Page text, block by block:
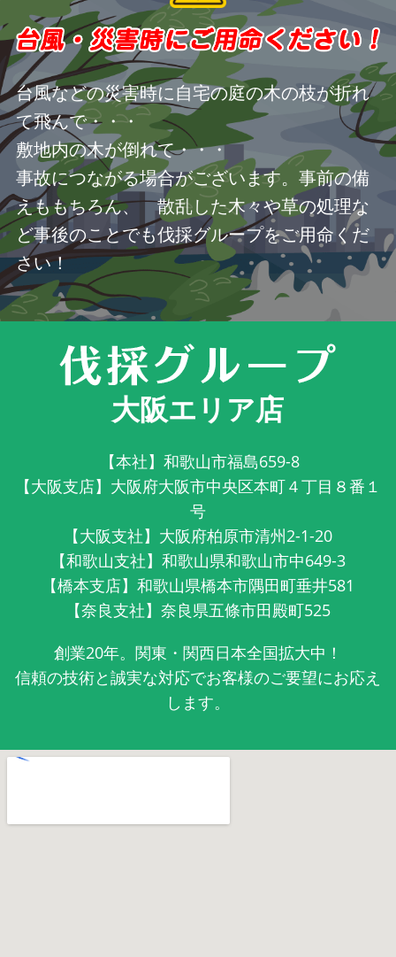
台風などの災害時に自宅の庭の木の枝が折れ
て飛んで・・・
敷地内の木が倒れて・・・
事故につながる場合がございます。事前の備
えももちろん、 散乱した木々や草の処理な
ど事後のことでも伐採グループをご用命くだ
さい！
大阪エリア店
【本社】和歌山市福島659-8
【大阪支店】大阪府大阪市中央区本町４丁目８番１
号
【大阪支社】大阪府柏原市清州2-1-20
【和歌山支社】和歌山県和歌山市中649-3
【橋本支店】和歌山県橋本市隅田町垂井581
【奈良支社】奈良県五條市田殿町525
創業20年。関東・関西日本全国拡大中！
信頼の技術と誠実な対応でお客様のご要望にお応え
します。